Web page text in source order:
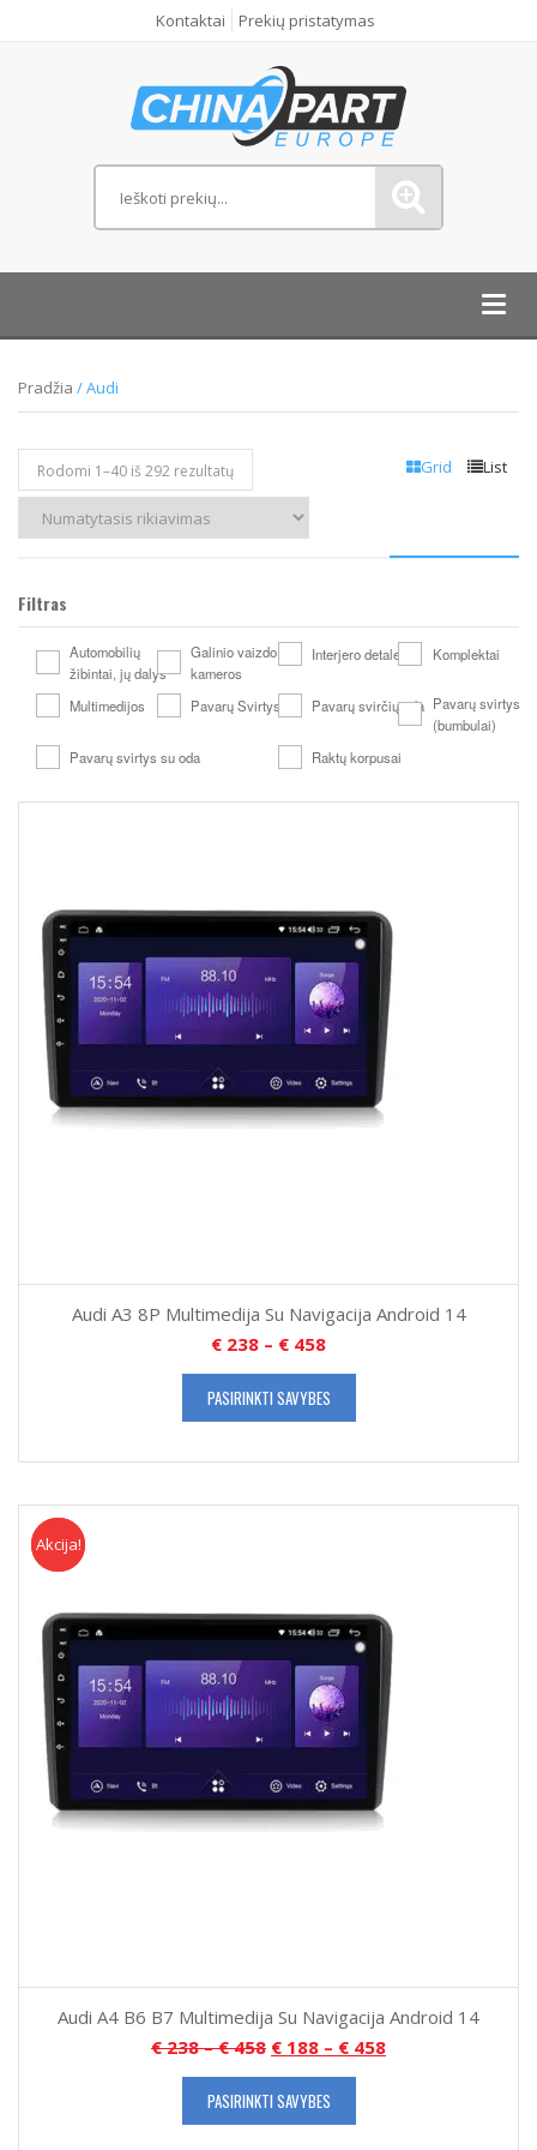
Kontaktai Prekių pristatymas
Pradžia / Audi
Grid List
Rodomi 1–40 iš 292 rezultatų
Filtras
Automobilių
žibintai, jų dalys
Galinio vaizdo
kameros
Interjero detales Komplektai
Multimedijos Pavarų Svirtys Pavarų svirčių oda Pavarų svirtys
(bumbulai)
Pavarų svirtys su oda
Raktų korpusai
Audi A3 8P Multimedija Su Navigacija Android 14
€ 238 – € 458
PASIRINKTI SAVYBES
Akcija
Akcija!
Audi A4 B6 B7 Multimedija Su Navigacija Android 14
€238–€458 € 188 – € 458
PASIRINKTI SAVYBES